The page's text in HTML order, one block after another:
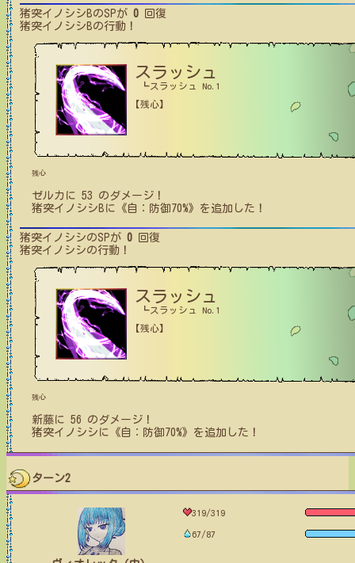
猪突イノシシBのSPが 0 回復
猪突イノシシBの行動！
スラッシュ
┗スラッシュ No.1
【残心】
残心
ゼルカ に 53 のダメージ！
猪突イノシシB に 《自：防御70%》 を追加した！
猪突イノシシのSPが 0 回復
猪突イノシシの行動！
スラッシュ
┗スラッシュ No.1
【残心】
残心
新藤に 56 のダメージ！
猪突イノシシ に 《自：防御70%》 を追加した！
ターン2
319/319
67/87